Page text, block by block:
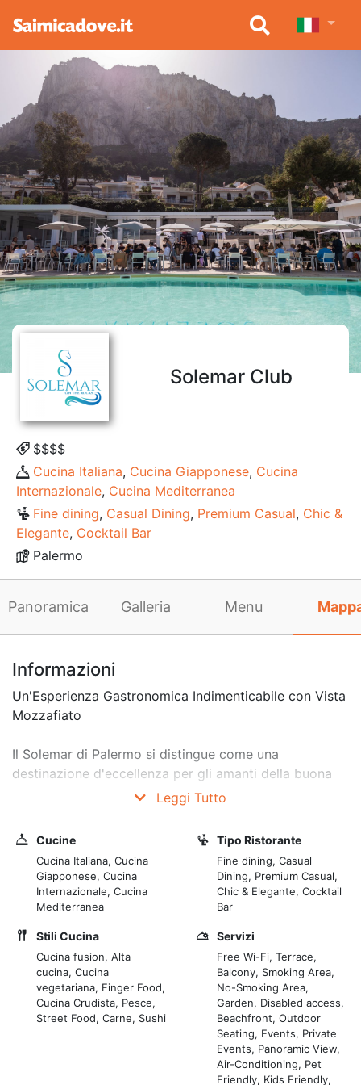
Solemar Club
$$$$
Cucina Italiana, Cucina Giapponese, Cucina
Internazionale, Cucina Mediterranea
Fine dining, Casual Dining, Premium Casual, Chic &
Elegante, Cocktail Bar
Palermo
Panoramica Galleria Menu
Informazioni
Un'Esperienza Gastronomica Indimenticabile con Vista
Mozzafiato
Il Solemar di Palermo si distingue come una
destinazione d'eccellenza per gli amanti della buona
cucina e delle atmosfere raffinate. Situato sul
dell'Addaura, il ristorante Solemar Club offre
un'esperienza culinaria che va oltre il semplice pasto,
trasformando pranzi e cene in momenti unici, avvolti
da un panorama mozzafiato.
Il Ristorante:
Moderno
Il cuore pulsante del Solemar è il suo ristorante, un
ambiente accogliente e ricercato, caratterizzato da un
design dalle linee essenziali che richiama la più
squisita tradizione mediterranea. Le mura bianche e i
dettagli dai colori naturali creano un'atmosfera
Leggi Tutto
Cucine
Cucina Italiana, Cucina
Giapponese, Cucina
Internazionale, Cucina
Mediterranea
Tipo Ristorante
Fine dining, Casual
Dining, Premium Casual,
Chic & Elegante, Cocktail
Bar
Stili Cucina
Cucina fusion, Alta
cucina, Cucina
vegetariana, Finger Food,
Cucina Crudista, Pesce,
Street Food, Carne, Sushi
Servizi
Free Wi-Fi, Terrace,
Balcony, Smoking Area,
No-Smoking Area,
Garden, Disabled access,
Beachfront, Outdoor
Seating, Events, Private
Events, Panoramic View,
Air-Conditioning, Pet
Friendly, Kids Friendly,